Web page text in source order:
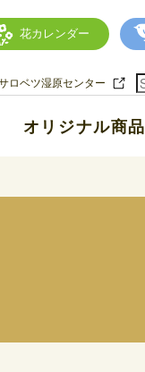
花カレンダー
ロベツ湿原センター
オリジナル商品